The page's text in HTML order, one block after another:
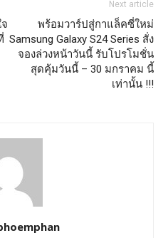
Next article
พร้อมวาร์ปสู่กาแล็คซี่ใหม่
Samsung Galaxy S24 Series สั่ง
จองล่วงหน้าวันนี้ รับโปรโมชั่น
สุดคุ้มวันนี้ – 30 มกราคม นี้
เท่านั้น !!!